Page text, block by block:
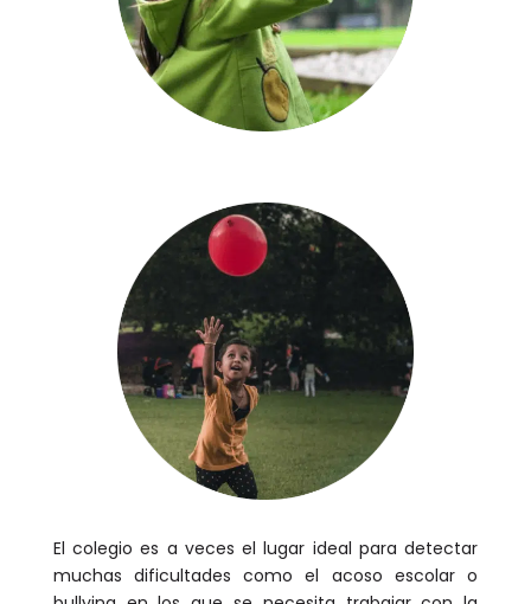
El colegio es a veces el lugar ideal para detectar
muchas dificultades como el acoso escolar o